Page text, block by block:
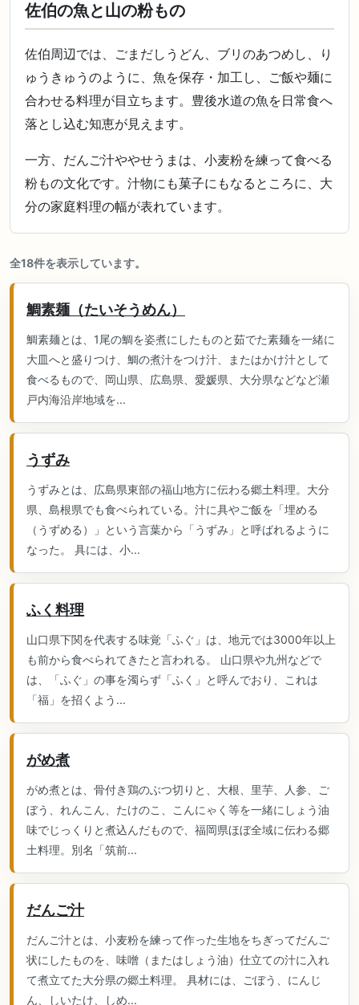
佐伯の魚と山の粉もの
佐伯周辺では、ごまだしうどん、ブリのあつめし、り
ゅうきゅうのように、魚を保存・加工し、ご飯や麺に
合わせる料理が目立ちます。豊後水道の魚を日常食へ
落とし込む知恵が見えます。
一方、だんご汁ややせうまは、小麦粉を練って食べる
粉もの文化です。汁物にも菓子にもなるところに、大
分の家庭料理の幅が表れています。
全18件を表示しています。
鯛素麺（たいそうめん）
鯛素麺とは、1尾の鯛を姿煮にしたものと茹でた素麺を一緒に
大皿へと盛りつけ、鯛の煮汁をつけ汁、またはかけ汁として
食べるもので、岡山県、広島県、愛媛県、大分県などなど瀬
戸内海沿岸地域を...
うずみ
うずみとは、広島県東部の福山地方に伝わる郷土料理。大分
県、島根県でも食べられている。汁に具やご飯を「埋める
（うずめる）」という言葉から「うずみ」と呼ばれるように
なった。 具には、小...
ふく料理
山口県下関を代表する味覚「ふぐ」は、地元では3000年以上
も前から食べられてきたと言われる。 山口県や九州などで
は、「ふぐ」の事を濁らず「ふく」と呼んでおり、これは
「福」を招くよう...
がめ煮
がめ煮とは、骨付き鶏のぶつ切りと、大根、里芋、人参、ご
ぼう、れんこん、たけのこ、こんにゃく等を一緒にしょう油
味でじっくりと煮込んだもので、福岡県ほぼ全域に伝わる郷
土料理。別名「筑前...
だんご汁
だんご汁とは、小麦粉を練って作った生地をちぎってだんご
状にしたものを、味噌（またはしょう油）仕立ての汁に入れ
て煮立てた大分県の郷土料理。 具材には、ごぼう、にんじ
ん、しいたけ、しめ...